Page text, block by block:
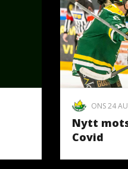
ONS 24
Nytt
Covid